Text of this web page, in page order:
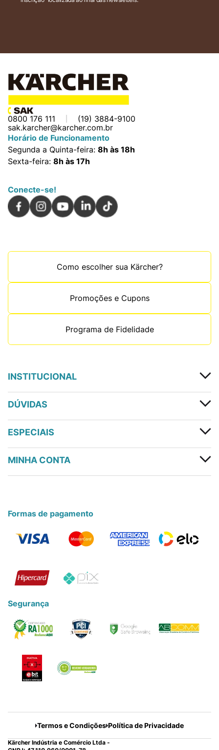
0800 176 111
(19) 3884-9100
sak.karcher@karcher.com.br
Horário de Funcionamento
Segunda a Quinta-feira: 8h às 18h
Sexta-feira: 8h às 17h
Conecte-se!
Como escolher sua Kärcher?
Promoções e Cupons
Programa de Fidelidade
INSTITUCIONAL
DÚVIDAS
ESPECIAIS
MINHA CONTA
Formas de pagamento
Segurança
Termos e Condições Política de Privacidade
Kärcher Indústria e Comércio Ltda -